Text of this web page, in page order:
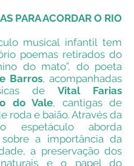
PARA ACORDAR O RIO
musical infantil tem
poemas retirados do
do mato”, do poeta
Barros, acompanhadas
de Vital Farias
do Vale, cantigas de
roda e baião. Através da
espetáculo aborda
a importância da
a preservação dos
naturais e o papel do